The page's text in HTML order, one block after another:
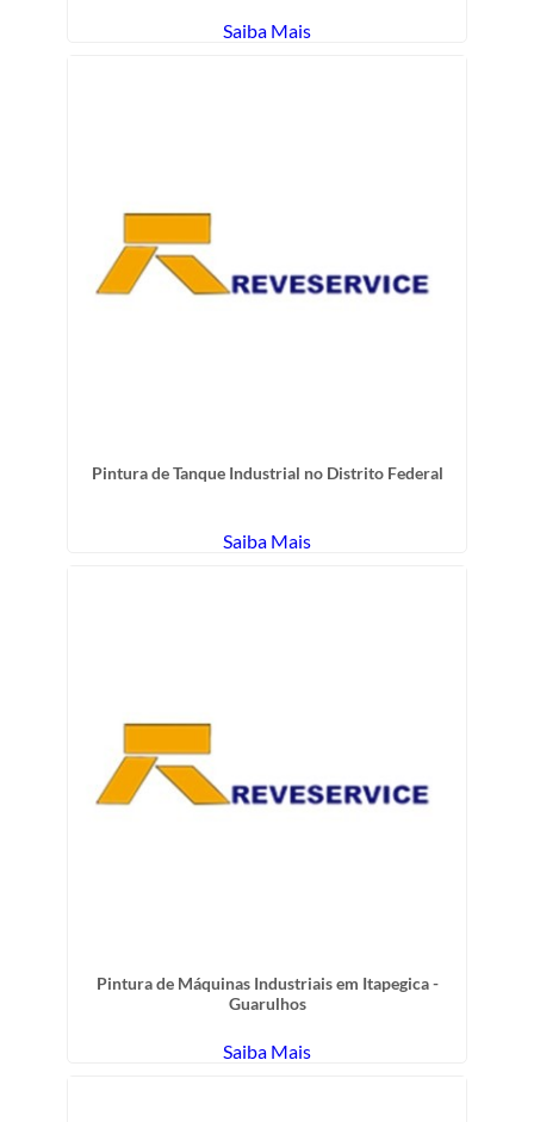
Saiba Mais
Pintura de Tanque Industrial no Distrito Federal
Saiba Mais
Pintura de Máquinas Industriais em Itapegica -
Guarulhos
Saiba Mais